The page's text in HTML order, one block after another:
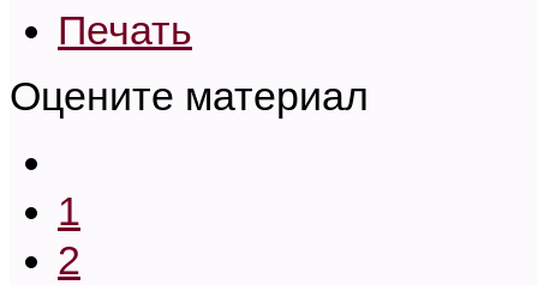
Печать
Оцените материал
1
2